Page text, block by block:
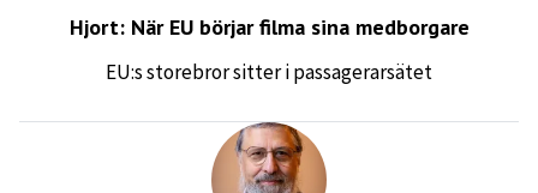
Hjort: När EU börjar filma sina medborgare
EU:s storebror sitter i passagerarsätet